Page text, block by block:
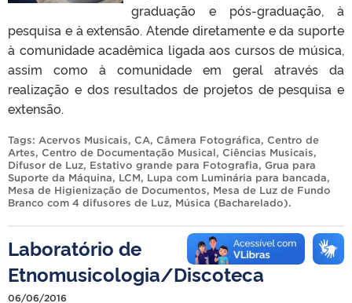
graduação e pós-graduação, à
pesquisa e à extensão. Atende diretamente e da suporte
à comunidade acadêmica ligada aos cursos de música,
assim como à comunidade em geral através da
realização e dos resultados de projetos de pesquisa e
extensão.
Tags: Acervos Musicais, CA, Câmera Fotográfica, Centro de
Artes, Centro de Documentação Musical, Ciências Musicais,
Difusor de Luz, Estativo grande para Fotografia, Grua para
Suporte da Máquina, LCM, Lupa com Luminária para bancada,
Mesa de Higienização de Documentos, Mesa de Luz de Fundo
Branco com 4 difusores de Luz, Música (Bacharelado).
Laboratório de
Etnomusicologia/Discoteca
06/06/2016